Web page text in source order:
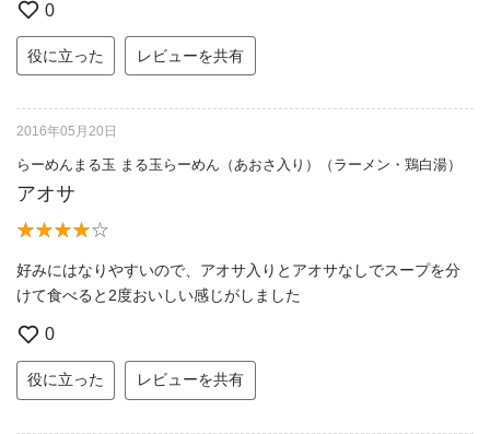
0
役に立った レビューを共有
2016年05月20日
らーめんまる玉 まる玉らーめん（あおさ入り）（ラーメン・鶏白湯）
アオサ
好みにはなりやすいので、アオサ入りとアオサなしでスープを分
けて食べると2度おいしい感じがしました
0
役に立った レビューを共有